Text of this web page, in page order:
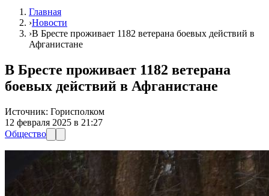
Главная
›Новости
›В Бресте проживает 1182 ветерана боевых действий в
Афганистане
В Бресте проживает 1182 ветерана
боевых действий в Афганистане
Источник: Горисполком
12 февраля 2025 в 21:27
Общество